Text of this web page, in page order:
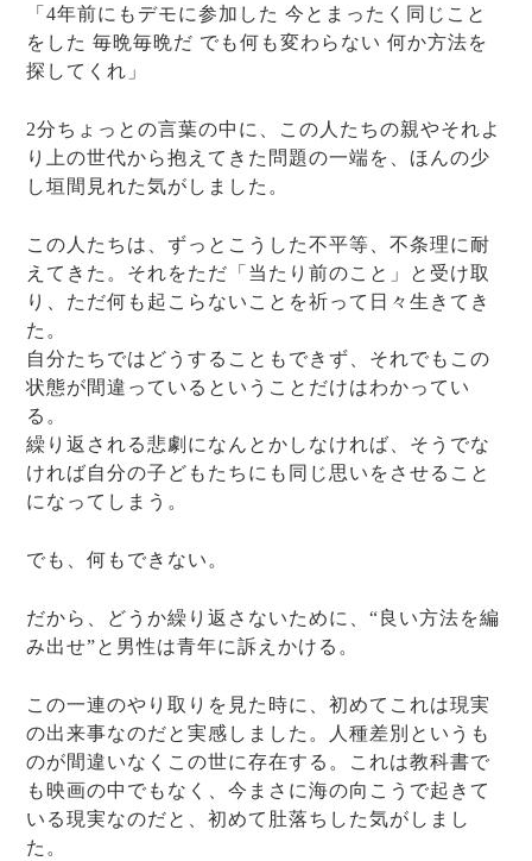
「4年前にもデモに参加した 今とまったく同じこと
をした 毎晩毎晩だ でも何も変わらない 何か方法を
探してくれ」
2分ちょっとの言葉の中に、この人たちの親やそれよ
り上の世代から抱えてきた問題の一端を、ほんの少
し垣間見れた気がしました。
この人たちは、ずっとこうした不平等、不条理に耐
えてきた。それをただ「当たり前のこと」と受け取
り、ただ何も起こらないことを祈って日々生きてき
た。
自分たちではどうすることもできず、それでもこの
状態が間違っているということだけはわかってい
る。
繰り返される悲劇になんとかしなければ、そうでな
ければ自分の子どもたちにも同じ思いをさせること
になってしまう。
でも、何もできない。
だから、どうか繰り返さないために、“良い方法を編
み出せ”と男性は青年に訴えかける。
この一連のやり取りを見た時に、初めてこれは現実
の出来事なのだと実感しました。人種差別というも
のが間違いなくこの世に存在する。これは教科書で
も映画の中でもなく、今まさに海の向こうで起きて
いる現実なのだと、初めて肚落ちした気がしまし
た。